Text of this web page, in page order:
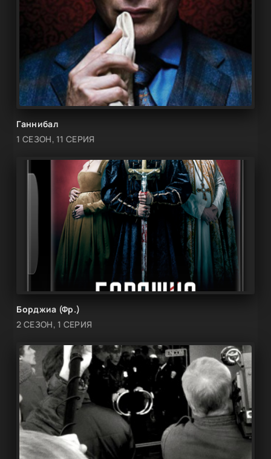
Ганнибал
1 СЕЗОН, 11 СЕРИЯ
Борджиа (Фр.)
2 СЕЗОН, 1 СЕРИЯ